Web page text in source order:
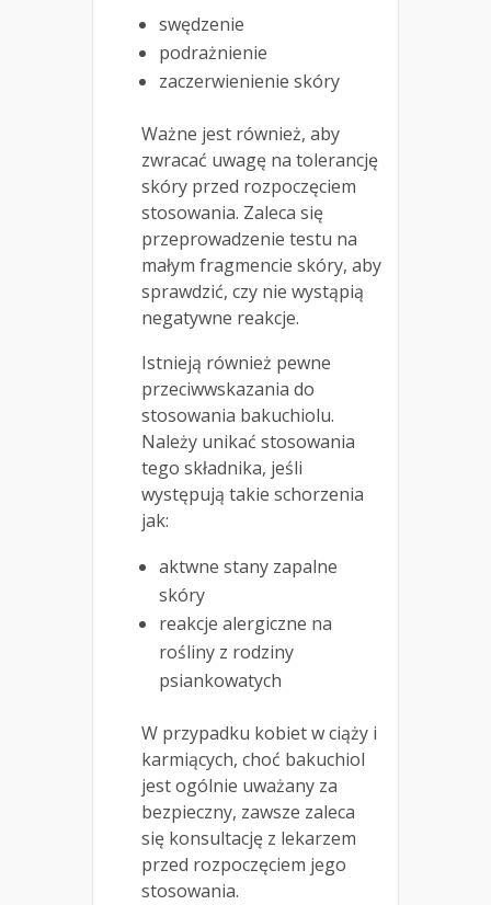
swędzenie
podrażnienie
zaczerwienienie skóry
Ważne jest również, aby
zwracać uwagę na tolerancję
skóry przed rozpoczęciem
stosowania. Zaleca się
przeprowadzenie testu na
małym fragmencie skóry, aby
sprawdzić, czy nie wystąpią
negatywne reakcje.
Istnieją również pewne
przeciwwskazania do
stosowania bakuchiolu.
Należy unikać stosowania
tego składnika, jeśli
występują takie schorzenia
jak:
aktwne stany zapalne
skóry
reakcje alergiczne na
rośliny z rodziny
psiankowatych
W przypadku kobiet w ciąży i
karmiących, choć bakuchiol
jest ogólnie uważany za
bezpieczny, zawsze zaleca
się konsultację z lekarzem
przed rozpoczęciem jego
stosowania.